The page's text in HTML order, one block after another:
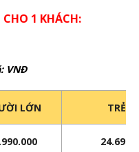
1 KHÁCH:
LỚN TRẺ